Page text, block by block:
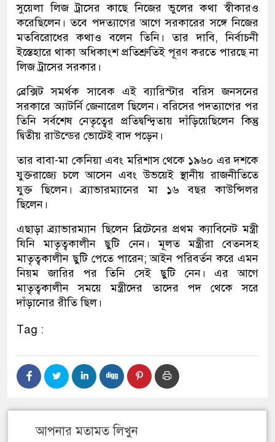
সুয়েলা লিজ ট্রাসের কাছে নিজের ভুলের কথা স্বীকারও
করেছিলেন। তবে পদত্যাগের আগে সরকারের সঙ্গে নিজের
মতবিরোধের কথাও বলেন তিনি। তার দাবি, নির্বাচনী
ইস্তেহারে থাকা অধিকাংশ প্রতিশ্রুতিই পূরণ করতে পারছে না
লিজ ট্রাসের সরকার।
ব্রেক্সিট সমর্থক সাবেক এই ব্যারিস্টার বরিস জনসনের
সরকারে অ্যাটর্নি জেনারেল ছিলেন। বরিসের পদত্যাগের পর
তিনি সর্বশেষ নেতৃত্বের প্রতিদ্বন্দ্বিতায় দাঁড়িয়েছিলেন কিন্তু
দ্বিতীয় রাউন্ডের ভোটেই বাদ পড়েন।
তার বাবা-মা কেনিয়া এবং মরিশাস থেকে ১৯৬০ এর দশকে
যুক্তরাজ্যে চলে আসেন এবং উভয়েই স্থানীয় রাজনীতিতে
যুক্ত ছিলেন। ব্র্যাভারম্যানের মা ১৬ বছর কাউন্সিলর
ছিলেন।
এছাড়া ব্র্যাভারম্যান ছিলেন ব্রিটেনের প্রথম ক্যাবিনেট মন্ত্রী
যিনি মাতৃত্বকালীন ছুটি নেন। মূলত মন্ত্রীরা বেতনসহ
মাতৃত্বকালীন ছুটি পেতে পারেন; আইন পরিবর্তন করে এমন
নিয়ম জারির পর তিনি সেই ছুটি নেন। এর আগে
মাতৃত্বকালীন সময়ে মন্ত্রীদের তাদের পদ থেকে সরে
দাঁড়ানোর রীতি ছিল।
Tag :
আপনার মতামত লিখুন